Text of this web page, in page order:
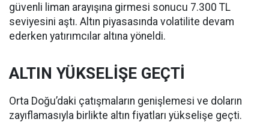
güvenli liman arayışına girmesi sonucu 7.300 TL
seviyesini aştı. Altın piyasasında volatilite devam
ederken yatırımcılar altına yöneldi.
ALTIN YÜKSELİŞE GEÇTİ
Orta Doğu’daki çatışmaların genişlemesi ve doların
zayıflamasıyla birlikte altın fiyatları yükselişe geçti.